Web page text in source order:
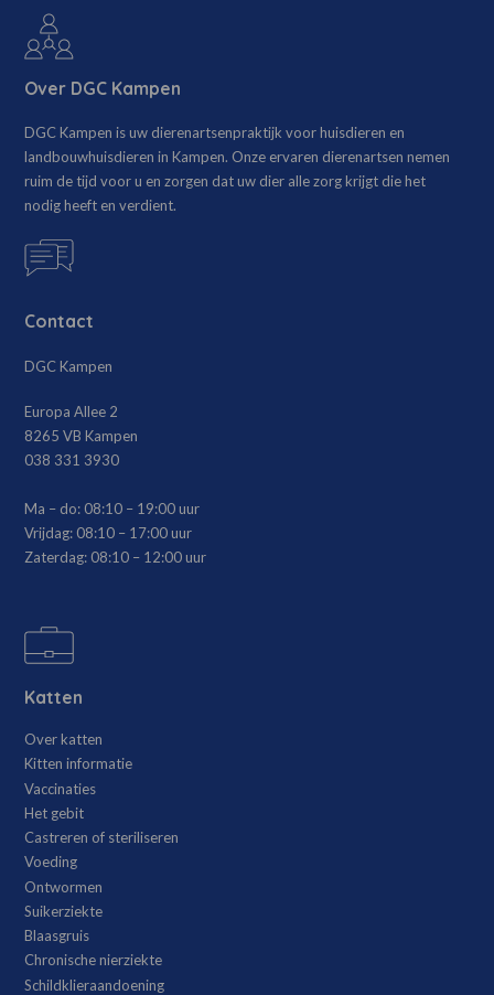
Over DGC Kampen
DGC Kampen is uw dierenartsenpraktijk voor huisdieren en
landbouwhuisdieren in Kampen. Onze ervaren dierenartsen nemen
ruim de tijd voor u en zorgen dat uw dier alle zorg krijgt die het
nodig heeft en verdient.
Contact
DGC Kampen
Europa Allee 2
8265 VB Kampen
038 331 3930
Ma – do: 08:10 – 19:00 uur
Vrijdag: 08:10 – 17:00 uur
Zaterdag: 08:10 – 12:00 uur
Katten
Over katten
Kitten informatie
Vaccinaties
Het gebit
Castreren of steriliseren
Voeding
Ontwormen
Suikerziekte
Blaasgruis
Chronische nierziekte
Schildklieraandoening